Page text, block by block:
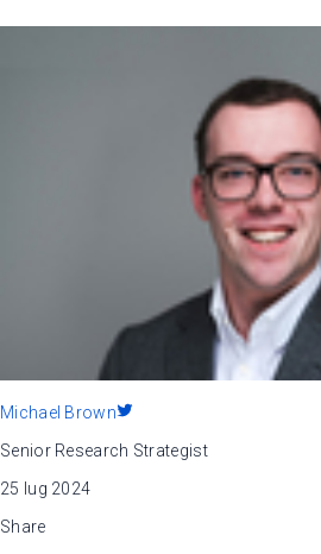
Michael Brown
Senior Research Strategist
25 lug 2024
Share